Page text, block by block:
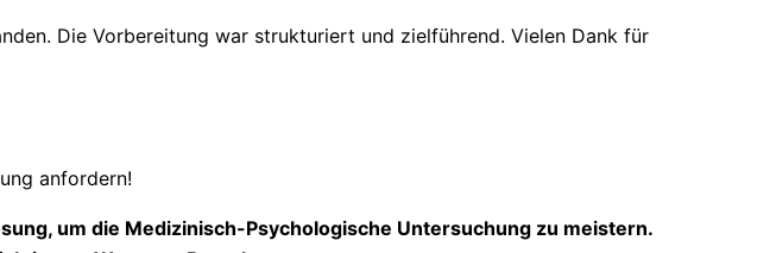
Die Vorbereitung war strukturiert und zielführend. Vielen Dank für
anfordern!
um die Medizinisch-Psychologische Untersuchung zu meistern.